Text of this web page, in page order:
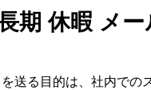
期 休暇 メ
を送る目的は、社内で